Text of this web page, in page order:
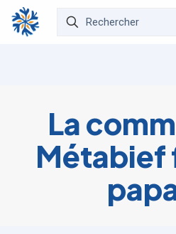
La
Métabief